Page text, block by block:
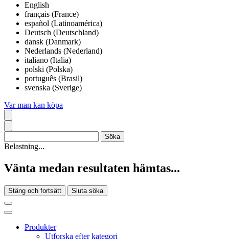
English
français (France)
español (Latinoamérica)
Deutsch (Deutschland)
dansk (Danmark)
Nederlands (Nederland)
italiano (Italia)
polski (Polska)
português (Brasil)
svenska (Sverige)
Var man kan köpa
Belastning...
Vänta medan resultaten hämtas...
Stäng och fortsätt Sluta söka
Produkter
Utforska efter kategori